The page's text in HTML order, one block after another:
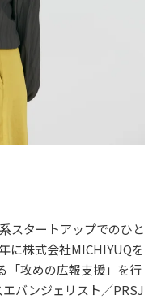
スタートアップでのひと
に株式会社MICHIYUQを
「攻めの広報支援」を行
バンジェリスト／PRSJ